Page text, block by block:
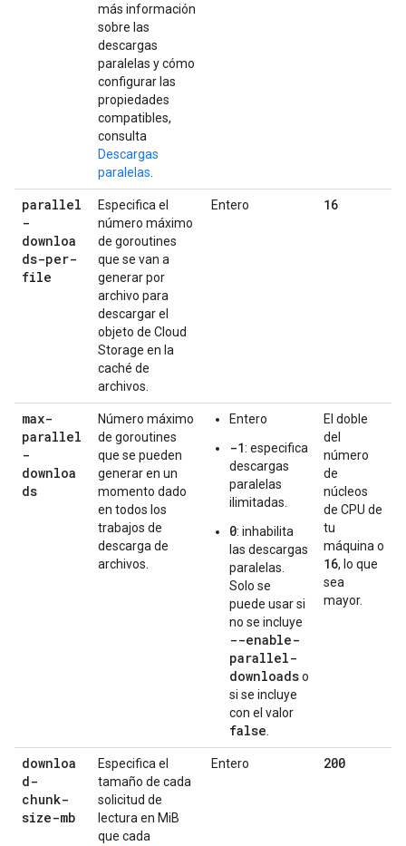
más información
sobre las
descargas
paralelas y cómo
configurar las
propiedades
compatibles,
consulta
Descargas
paralelas
parallel
-
downloa
ds-per-
file
Especifica el
número máximo
de goroutines
que se van a
generar por
archivo para
descargar el
objeto de Cloud
Storage en la
caché de
archivos.
Entero 16
max-
parallel
-
downloa
ds
Número máximo
de goroutines
que se pueden
generar en un
momento dado
en todos los
trabajos de
descarga de
archivos.
Entero
-1: especifica
descargas
paralelas
ilimitadas.
0: inhabilita
las descargas
paralelas.
Solo se
puede usar si
no se incluye
--enable-
parallel-
downloadso
si se incluye
con el valor
false
El doble
del
número
de
núcleos
de CPU de
tu
máquina o
16, lo que
sea
mayor.
downloa
d-
chunk-
size-mb
Especifica el
tamaño de cada
solicitud de
lectura en MiB
que cada
Entero 200